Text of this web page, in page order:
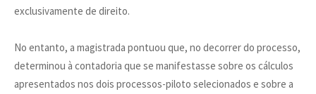
exclusivamente de direito.
No entanto, a magistrada pontuou que, no decorrer do processo,
determinou à contadoria que se manifestasse sobre os cálculos
apresentados nos dois processos-piloto selecionados e sobre a